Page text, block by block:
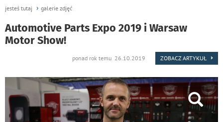
jesteś tutaj galerie zdjęć
Automotive Parts Expo 2019 i Warsaw
Motor Show!
ponad rok temu 26.10.2019 ZOBACZ ARTYKUŁ